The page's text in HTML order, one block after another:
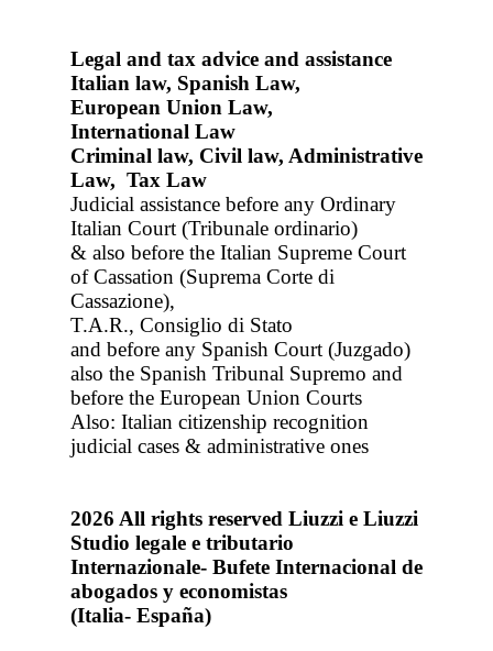
Legal and tax advice and assistance
Italian law, Spanish Law,
European Union Law,
International Law
Criminal law, Civil law, Administrative
Law, Tax Law
Judicial assistance before any Ordinary
Italian Court (Tribunale ordinario)
& also before the Italian Supreme Court
of Cassation (Suprema Corte di
Cassazione),
T.A.R., Consiglio di Stato
and before any Spanish Court (Juzgado)
also the Spanish Tribunal Supremo and
before the European Union Courts
Also: Italian citizenship recognition
judicial cases & administrative ones
2026 All rights reserved Liuzzi e Liuzzi
Studio legale e tributario
Internazionale- Bufete Internacional de
abogados y economistas
(Italia- España)